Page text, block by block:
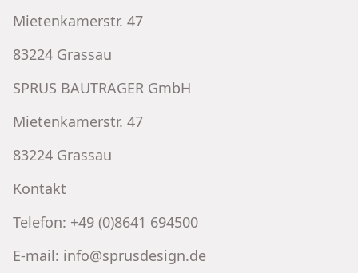
Mietenkamerstr. 47
83224 Grassau
SPRUS BAUTRÄGER GmbH
Mietenkamerstr. 47
83224 Grassau
Kontakt
Telefon: +49 (0)8641 694500
E-mail: info@sprusdesign.de